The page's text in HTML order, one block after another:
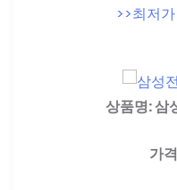
>>최저
상품명: 삼
가